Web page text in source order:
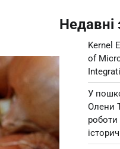
Недавні
Kernel
of
У
Олени